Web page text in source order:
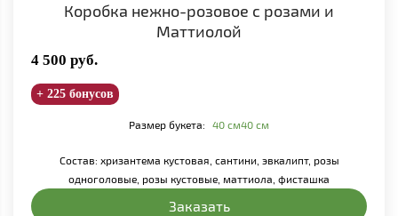
Коробка нежно-розовое с розами и
Маттиолой
4 500 руб.
+ 225 бонусов
Размер букета: 40 см40 см
Состав: хризантема кустовая, сантини, эвкалипт, розы
одноголовые, розы кустовые, маттиола, фисташка
Заказать